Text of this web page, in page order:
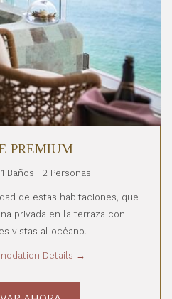
PREMIUM
Baños | 2 Personas
de estas habitaciones, que
privada en la terraza con
vistas al océano.
Details